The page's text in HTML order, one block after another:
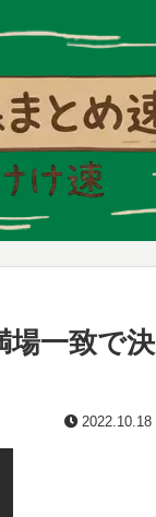
場一致で決
2022.10.18